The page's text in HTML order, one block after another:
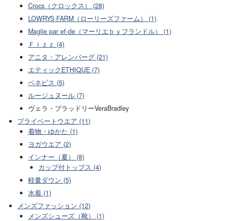
Crocs（クロックス） (28)
LOWRYS FARM（ローリーズファーム） (1)
Maglie par ef-de（マーリエｂｙフランドル） (1)
Ｆｉｚｚ (4)
アニタ・アレンバーグ (21)
エティックETHIQUE (7)
ベネビス (5)
ルージュヌール (7)
ヴェラ・ブラッドリーVeraBradley
プライベートウエア (11)
着物・ゆかた (1)
ヨガウエア (2)
インナー（夏） (8)
カップ付トップス (4)
軽量ダウン (5)
水着 (1)
メンズファッション (12)
メンズシューズ（靴） (1)